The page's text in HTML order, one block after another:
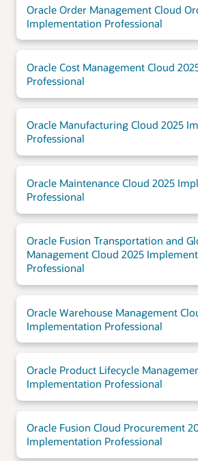
Oracle Order Management Cloud
Implementation Professional
Oracle Cost Management Cloud
Professional
Oracle Manufacturing Cloud 2025
Professional
Oracle Maintenance Cloud 2025
Professional
Oracle Fusion Transportation and
Management Cloud 2025
Professional
Oracle Warehouse Management
Implementation Professional
Oracle Product Lifecycle
Implementation Professional
Oracle Fusion Cloud Procurement
Implementation Professional